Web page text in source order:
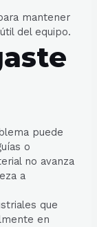
mantener
del equipo.
puede
o
no avanza
a
que
en